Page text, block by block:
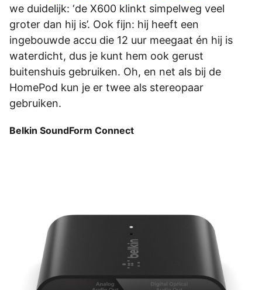
we duidelijk: ‘de X600 klinkt simpelweg veel
groter dan hij is’. Ook fijn: hij heeft een
ingebouwde accu die 12 uur meegaat én hij is
waterdicht, dus je kunt hem ook gerust
buitenshuis gebruiken. Oh, en net als bij de
HomePod kun je er twee als stereopaar
gebruiken.
Belkin SoundForm Connect